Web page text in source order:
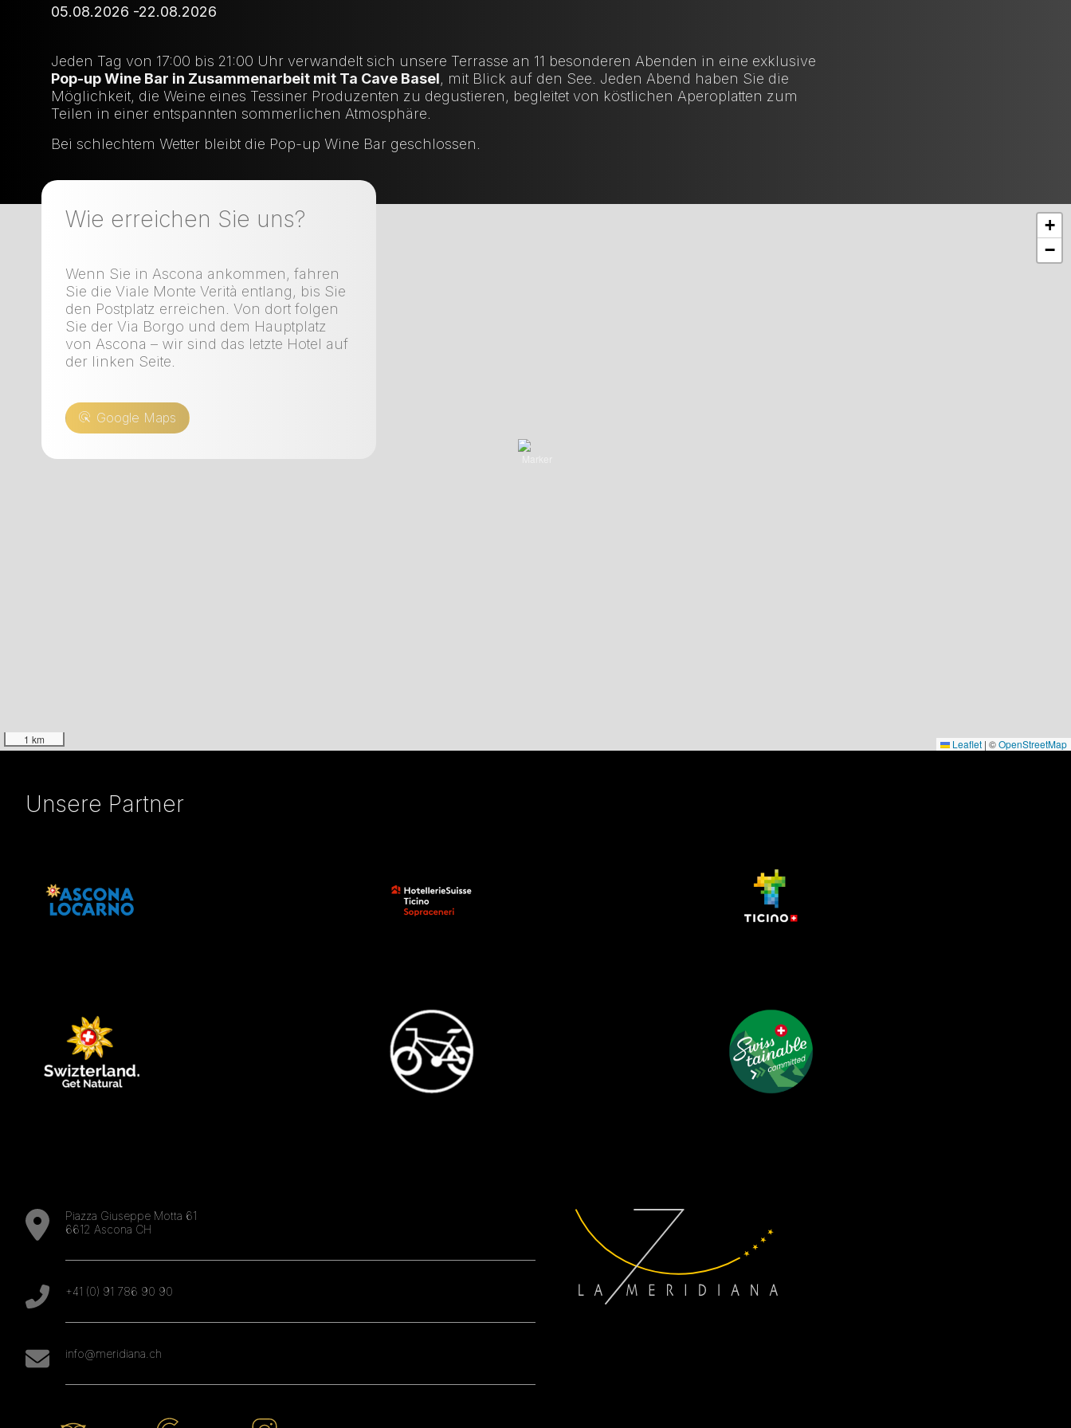
05.08.2026 -22.08.2026
Jeden Tag von 17:00 bis 21:00 Uhr verwandelt sich unsere Terrasse an 11 besonderen Abenden in eine exklusive
Pop-up Wine Bar in Zusammenarbeit mit Ta Cave Basel, mit Blick auf den See. Jeden Abend haben Sie die
Möglichkeit, die Weine eines Tessiner Produzenten zu degustieren, begleitet von köstlichen Aperoplatten zum
Teilen in einer entspannten sommerlichen Atmosphäre.
Bei schlechtem Wetter bleibt die Pop-up Wine Bar geschlossen.
Wie erreichen Sie uns?
Wenn Sie in Ascona ankommen, fahren
Sie die Viale Monte Verità entlang, bis Sie
den Postplatz erreichen. Von dort folgen
Sie der Via Borgo und dem Hauptplatz
von Ascona – wir sind das letzte Hotel auf
der linken Seite.
Google Maps
+
−
1 km Leaflet | ©OpenStreetMap
Unsere Partner
Piazza Giuseppe Motta 61
6612 Ascona CH
+41 (0) 91 786 90 90
info@meridiana.ch